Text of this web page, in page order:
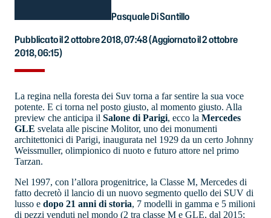
Pasquale Di Santillo
Pubblicato il 2 ottobre 2018, 07:48(Aggiornato il 2 ottobre
2018, 06:15)
La regina nella foresta dei Suv torna a far sentire la sua voce
potente. E ci torna nel posto giusto, al momento giusto. Alla
preview che anticipa il Salone di Parigi, ecco la Mercedes
GLE svelata alle piscine Molitor, uno dei monumenti
architettonici di Parigi, inaugurata nel 1929 da un certo Johnny
Weissmuller, olimpionico di nuoto e futuro attore nel primo
Tarzan.
Nel 1997, con l’allora progenitrice, la Classe M, Mercedes di
fatto decretò il lancio di un nuovo segmento quello dei SUV di
lusso e dopo 21 anni di storia, 7 modelli in gamma e 5 milioni
di pezzi venduti nel mondo (2 tra classe M e GLE, dal 2015;